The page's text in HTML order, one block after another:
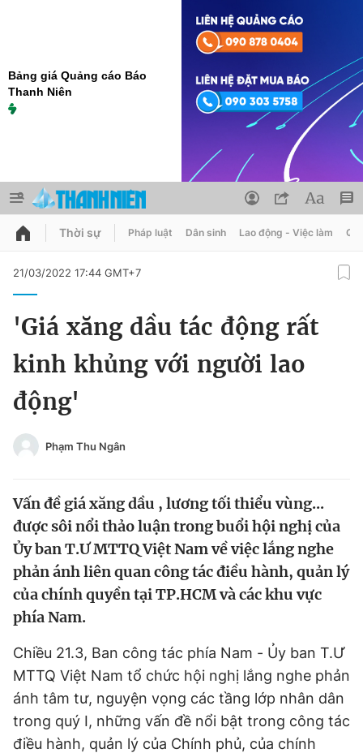
Bảng giá Quảng cáo Báo
Thanh Niên
QUẢNG CÁO
Chào ngày mới
Video Magazine
Sản phẩm khác
Tiện ích
Thông tin tòa soạn Liên hệ quảng cáo
Đổi mật khẩu
Tin đã lưu
Tin đã xem
Đăng xuất
Thời sự Pháp luật Dân sinh Lao động - Việc làm
21/03/2022 17:44 GMT+7
'Giá xăng dầu tác động rất
kinh khủng với người lao
động'
Phạm Thu Ngân
Vấn đề giá xăng dầu , lương tối thiểu vùng...
được sôi nổi thảo luận trong buổi hội nghị của
Ủy ban T.Ư MTTQ Việt Nam về việc lắng nghe
phản ánh liên quan công tác điều hành, quản lý
của chính quyền tại TP.HCM và các khu vực
phía Nam.
Chiều 21.3, Ban công tác phía Nam - Ủy ban T.Ư
MTTQ Việt Nam tổ chức hội nghị lắng nghe phản
ánh tâm tư, nguyện vọng các tầng lớp nhân dân
trong quý I, những vấn đề nổi bật trong công tác
điều hành, quản lý của Chính phủ, của chính